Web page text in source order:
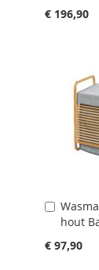
€ 196,90
hout
€ 97,90
Aan